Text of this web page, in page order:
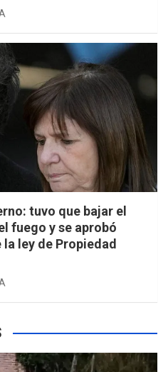
tuvo que bajar el
fuego y se aprobó
ley de Propiedad